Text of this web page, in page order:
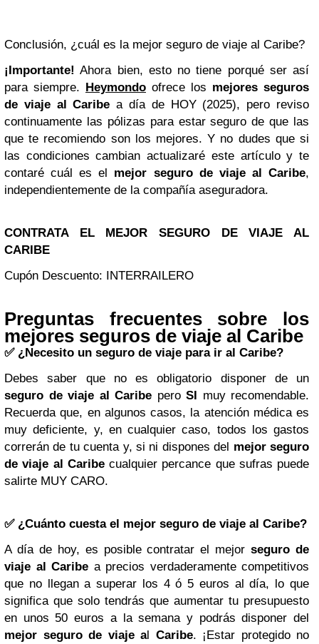
Conclusión, ¿cuál es la mejor seguro de viaje al Caribe?
¡Importante! Ahora bien, esto no tiene porqué ser así
para siempre. Heymondo ofrece los mejores seguros
de viaje al Caribe a día de HOY (2025), pero reviso
continuamente las pólizas para estar seguro de que las
que te recomiendo son los mejores. Y no dudes que si
las condiciones cambian actualizaré este artículo y te
contaré cuál es el mejor seguro de viaje al Caribe,
independientemente de la compañía aseguradora.
CONTRATA EL MEJOR SEGURO DE VIAJE AL
CARIBE
Cupón Descuento: INTERRAILERO
Preguntas frecuentes sobre los
mejores seguros de viaje al Caribe
✅ ¿Necesito un seguro de viaje para ir al Caribe?
Debes saber que no es obligatorio disponer de un
seguro de viaje al Caribe pero SI muy recomendable.
Recuerda que, en algunos casos, la atención médica es
muy deficiente, y, en cualquier caso, todos los gastos
correrán de tu cuenta y, si ni dispones del mejor seguro
de viaje al Caribecualquier percance que sufras puede
salirte MUY CARO.
✅ ¿Cuánto cuesta el mejor seguro de viaje al Caribe?
A día de hoy, es posible contratar el mejor seguro de
viaje al Caribe a precios verdaderamente competitivos
que no llegan a superar los 4 ó 5 euros al día, lo que
significa que solo tendrás que aumentar tu presupuesto
en unos 50 euros a la semana y podrás disponer del
mejor seguro de viaje al Caribe. ¡Estar protegido no